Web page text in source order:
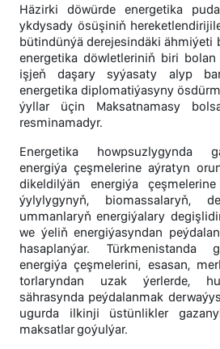
Häzirki döwürde energetika
ykdysady ösüşiniň
bütindünýä derejesindäki ähmiýeti
energetika döwletleriniň biri
işjeň daşary syýasaty alyp
energetika diplomatiýasyny
ýyllar üçin Maksatnamasy
resminamadyr.
Energetika howpsuzlygynda
energiýa çeşmelerine aýratyn
dikeldilýän energiýa
ýylylygynyň, biomassalaryň,
ummanlaryň energiýalary
we ýeliň energiýasyndan
hasaplanýar. Türkmenistanda
energiýa çeşmelerini, esasan,
torlaryndan uzak ýerlerde,
sährasynda peýdalanmak
ugurda ilkinji üstünlikler
maksatlar goýulýar.